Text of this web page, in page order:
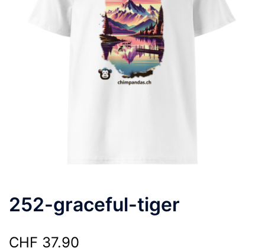
252-graceful-tiger
CHF 37.90